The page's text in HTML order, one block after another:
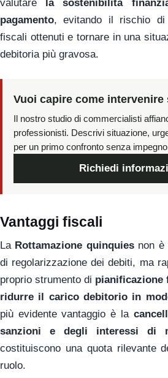
valutare la sostenibilità
pagamento, evitando il rischio di
fiscali ottenuti e tornare in una
debitoria più gravosa.
Vuoi capire come intervenire
Il nostro studio di commercialisti
professionisti. Descrivi situazione,
per un primo confronto senza
Richiedi
Vantaggi fiscali
La Rottamazione quinquiesnon è
di regolarizzazione dei debiti, ma
proprio strumento di pianificazione
ridurre il carico debitorio in
più evidente vantaggio è la
sanzioni e degli interessi di
costituiscono una quota rilevante
ruolo.